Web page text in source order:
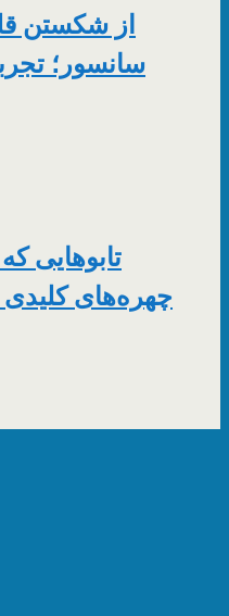
از شکستن
سانسور؛
تابوهایی
چهره‌های کلیدی